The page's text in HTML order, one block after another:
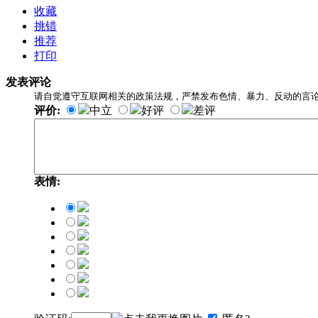
收藏
挑错
推荐
打印
发表评论
请自觉遵守互联网相关的政策法规，严禁发布色情、暴力、反动的言
评价: 中立 好评 差评
表情: